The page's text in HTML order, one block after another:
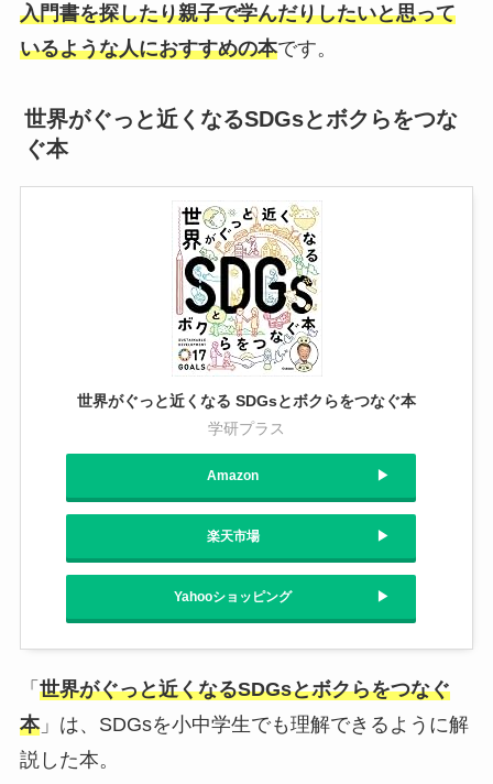
入門書を探したり親子で学んだりしたいと思って
いるような人におすすめの本です。
世界がぐっと近くなるSDGsとボクらをつな
ぐ本
世界がぐっと近くなる SDGsとボクらをつなぐ本
学研プラス
Amazon
楽天市場
Yahooショッピング
「 世界がぐっと近くなるSDGsとボクらをつなぐ
本」は、SDGsを小中学生でも理解できるように解
説した本。